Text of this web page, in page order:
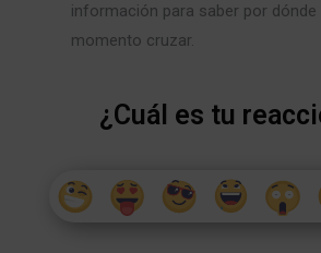
información para saber por dónde
momento cruzar.
¿Cuál es tu